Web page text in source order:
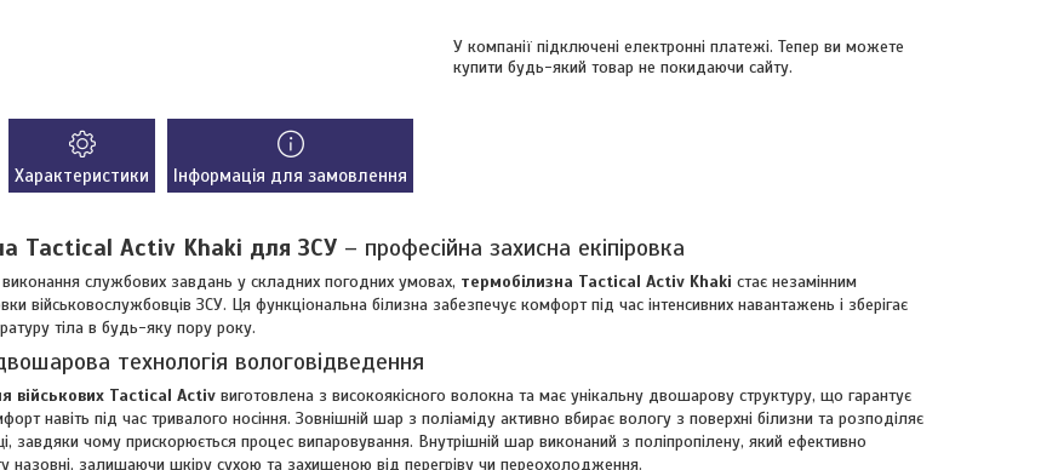
У компанії підключені електронні платежі. Тепер ви можете
купити будь-який товар не покидаючи сайту.
Характеристики Інформація для замовлення
Tactical Activ Khaki для ЗСУ – професійна захисна екіпіровка
службових завдань у складних погодних умовах, термобілизна Tactical Activ Khaki стає незамінним
військовослужбовців ЗСУ. Ця функціональна білизна забезпечує комфорт під час інтенсивних навантажень і зберігає
тіла в будь-яку пору року.
технологія вологовідведення
військових Tactical Activ виготовлена з високоякісного волокна та має унікальну двошарову структуру, що гарантує
навіть під час тривалого носіння. Зовнішній шар з поліаміду активно вбирає вологу з поверхні білизни та розподіляє
завдяки чому прискорюється процес випаровування. Внутрішній шар виконаний з поліпропілену, який ефективно
назовні, залишаючи шкіру сухою та захищеною від перегріву чи переохолодження.